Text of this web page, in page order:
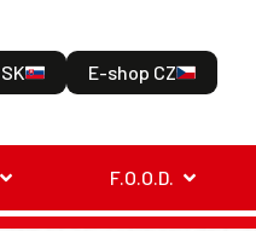
E-shop CZ
F.O.O.D.